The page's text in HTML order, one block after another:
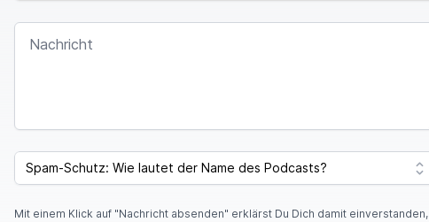
NACHRICHT
SPAM CAPTCHA
Mit einem Klick auf "Nachricht absenden" erklärst Du Dich damit einverstanden,